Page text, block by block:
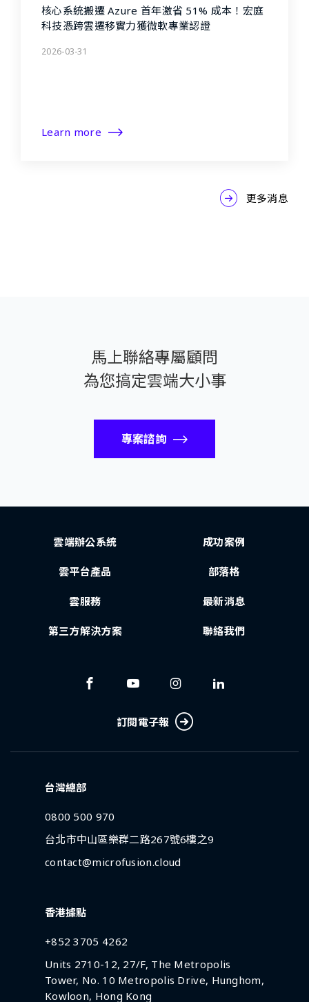
核心系統搬遷 Azure 首年激省 51% 成本！宏庭
科技憑跨雲遷移實力獲微軟專業認證
2026-03-31
Learn more
更多消息
馬上聯絡專屬顧問
為您搞定雲端大小事
專案諮詢
雲端辦公系統
雲平台產品
雲服務
第三方解決方案
成功案例
部落格
最新消息
聯絡我們
訂閱電子報
台灣總部
0800 500 970
台北市中山區樂群二路267號6樓之9
contact@microfusion.cloud
香港據點
+852 3705 4262
Units 2710-12, 27/F, The Metropolis
Tower, No. 10 Metropolis Drive, Hunghom,
Kowloon, Hong Kong